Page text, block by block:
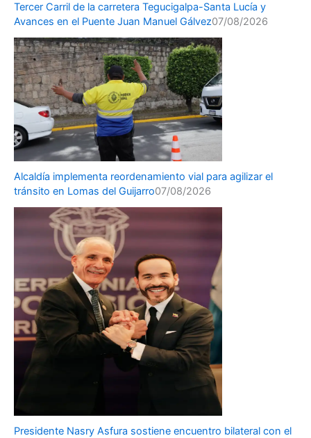
Tercer Carril de la carretera Tegucigalpa-Santa Lucía y
Avances en el Puente Juan Manuel Gálvez07/08/2026
Alcaldía implementa reordenamiento vial para agilizar el
tránsito en Lomas del Guijarro07/08/2026
Presidente Nasry Asfura sostiene encuentro bilateral con el